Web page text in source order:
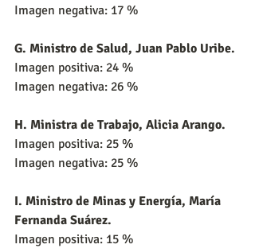
Imagen negativa: 17 %
G. Ministro de Salud, Juan Pablo Uribe.
Imagen positiva: 24 %
Imagen negativa: 26 %
H. Ministra de Trabajo, Alicia Arango.
Imagen positiva: 25 %
Imagen negativa: 25 %
I. Ministro de Minas y Energía, María
Fernanda Suárez.
Imagen positiva: 15 %